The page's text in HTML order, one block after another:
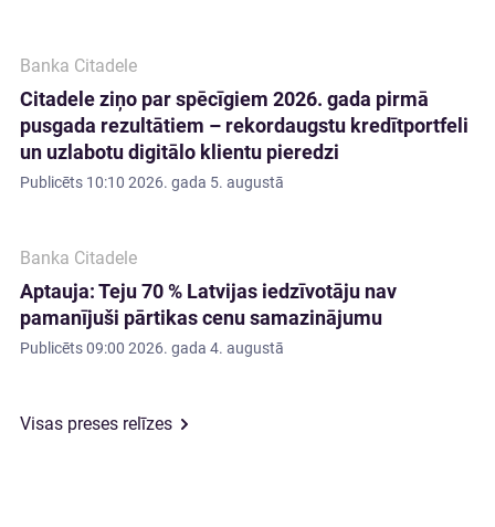
Banka Citadele
Citadele ziņo par spēcīgiem 2026. gada pirmā
pusgada rezultātiem – rekordaugstu kredītportfeli
un uzlabotu digitālo klientu pieredzi
Publicēts 10:10 2026. gada 5. augustā
Banka Citadele
Aptauja: Teju 70 % Latvijas iedzīvotāju nav
pamanījuši pārtikas cenu samazinājumu
Publicēts09:00 2026. gada 4. augustā
Visas preses relīzes